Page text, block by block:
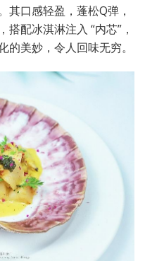
口感轻盈，蓬松Q弹，
配冰淇淋注入 “内芯”，
美妙，令人回味无穷。